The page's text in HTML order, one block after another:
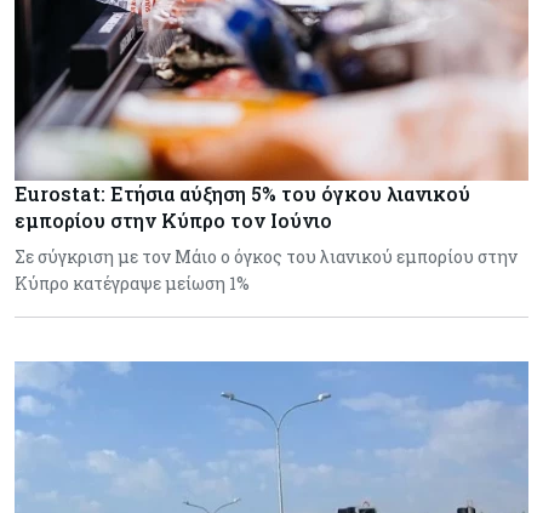
Eurostat: Ετήσια αύξηση 5% του όγκου λιανικού
εμπορίου στην Κύπρο τον Ιούνιο
Σε σύγκριση με τον Μάιο ο όγκος του λιανικού εμπορίου στην
Κύπρο κατέγραψε μείωση 1%